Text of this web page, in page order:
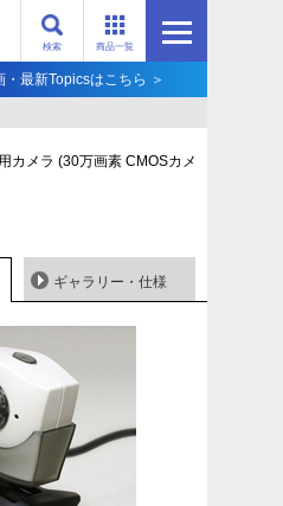
商品一覧
検索
最新Topicsはこちら ＞
カメラ (30万画素 CMOSカメ
ギャラリー・仕様